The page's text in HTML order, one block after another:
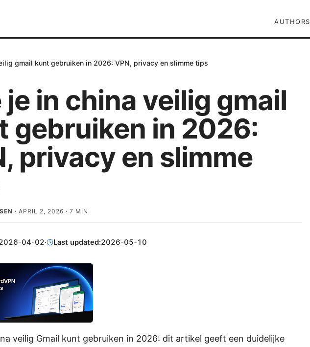
AUTHORS
gmail kunt gebruiken in 2026: VPN, privacy en slimme tips
je in china veilig gmail
gebruiken in 2026:
privacy en slimme
· APRIL 2, 2026 · 7 MIN
04-02· Last updated:2026-05-10
veilig Gmail kunt gebruiken in 2026: dit artikel geeft een duidelijke